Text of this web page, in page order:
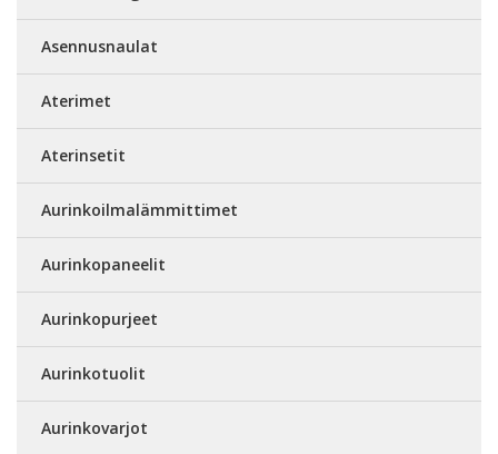
Asennusnaulat
Aterimet
Aterinsetit
Aurinkoilmalämmittimet
Aurinkopaneelit
Aurinkopurjeet
Aurinkotuolit
Aurinkovarjot